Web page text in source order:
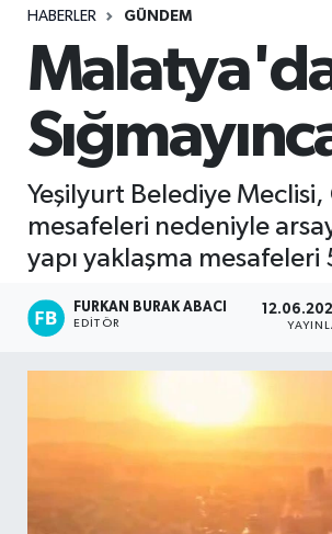
HABERLER GÜNDEM
Yeşilyurt Belediye
mesafeleri nedeniyle
yapı yaklaşma
FURKAN BURAK ABACI
EDITÖR
Seri İlan
Siyaset
Spor
Yaşam